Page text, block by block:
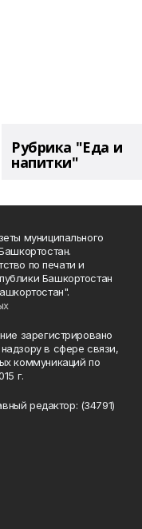
Рубрика "Еда и
напитки"
муниципального
по печати и
Башкортостан
зарегистрировано
в сфере связи,
коммуникаций по
г.
редактор: (34791)